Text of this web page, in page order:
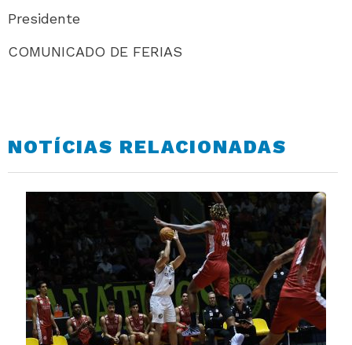
Presidente
COMUNICADO DE FERIAS
NOTÍCIAS RELACIONADAS